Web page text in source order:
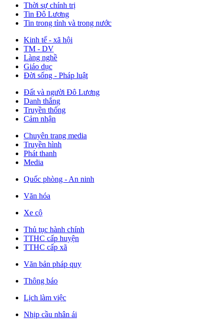
Thời sự chính trị
Tin Đô Lương
Tin trong tỉnh và trong nước
Kinh tế - xã hội
TM - DV
Làng nghề
Giáo dục
Đời sống - Pháp luật
Đất và người Đô Lương
Danh thắng
Truyền thống
Cảm nhận
Chuyên trang media
Truyền hình
Phát thanh
Media
Quốc phòng - An ninh
Văn hóa
Xe cộ
Thủ tục hành chính
TTHC cấp huyện
TTHC cấp xã
Văn bản pháp quy
Thông báo
Lịch làm việc
Nhịp cầu nhân ái